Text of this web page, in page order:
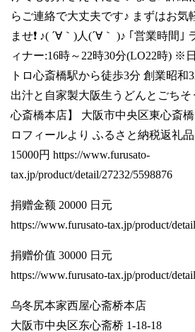
らご連絡で大丈夫です♪ まずはお
ませ❗ ♪( ´∀｀)人(´∀｀ )♪ ｢営業時間｣
ィナー:16時～22時30分(LO22時) ※
トロ心斎橋駅から徒歩3分 創業昭
出汁と自家製大阪生うどんとごち
心斎橋本店】 大阪市中央区東心斎
ロフィールより ふるさと納税返礼
15000円 https://www.furusato-
tax.jp/product/detail/27232/5598876
捐赠金额 20000 日元
https://www.furusato-tax.jp/product/
捐赠价值 30000 日元
https://www.furusato-tax.jp/product/
乌冬尻本家西屋心斋桥本店
大阪市中央区东心斋桥 1-18-18